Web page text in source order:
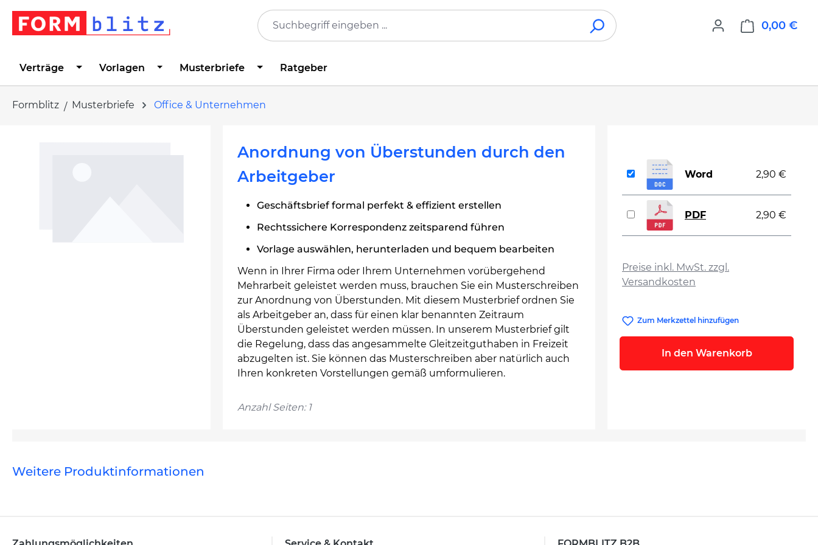
Zur Hauptnavigation springen
0,00 €
Verträge Vorlagen Musterbriefe Ratgeber
Formblitz Musterbriefe Office & Unternehmen
Anordnung von Überstunden durch den
Arbeitgeber
Geschäftsbrief formal perfekt & effizient erstellen
Rechtssichere Korrespondenz zeitsparend führen
Vorlage auswählen, herunterladen und bequem bearbeiten
Wenn in Ihrer Firma oder Ihrem Unternehmen vorübergehend
Mehrarbeit geleistet werden muss, brauchen Sie ein Musterschreiben
zur Anordnung von Überstunden. Mit diesem Musterbrief ordnen Sie
als Arbeitgeber an, dass für einen klar benannten Zeitraum
Überstunden geleistet werden müssen. In unserem Musterbrief gilt
die Regelung, dass das angesammelte Gleitzeitguthaben in Freizeit
abzugelten ist. Sie können das Musterschreiben aber natürlich auch
Ihren konkreten Vorstellungen gemäß umformulieren.
Anzahl Seiten: 1
Preise inkl. MwSt. zzgl.
Versandkosten
Word 2,90 €
PDF 2,90 €
Zum Merkzettel hinzufügen
In den Warenkorb
Weitere Produktinformationen